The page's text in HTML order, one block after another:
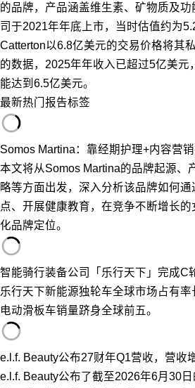
的品牌，产品涵盖维生素、矿物质及
司于2021年年底上市，当时估值约为
Catterton以6.8亿美元的交易价格将其
的数据，2025年年收入已超过5亿美元
能达到6.5亿美元。
最新热门 报告标签
Somos Martina：靠经期护理+内容营
本文将从Somos Martina的品牌起源、
略等方面出发，深入分析该品牌如何
点、开展健康教育，在竞争不断增长
化品牌定位。
智能骑行装备公司「乐行天下」完成C
乐行天下新能源独轮车全球市场占有
电动滑板车销量跻身全球前五。
e.l.f. Beauty公布27财年Q1营收，营收
e.l.f. Beauty公布了截至2026年6月30